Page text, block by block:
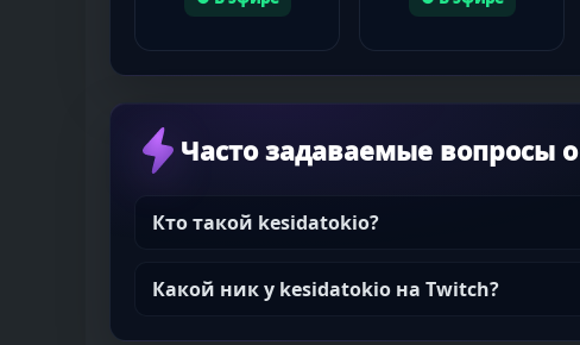
Часто задаваемые вопросы о
Кто такой kesidatokio?
Какой ник у kesidatokio на Twitch?